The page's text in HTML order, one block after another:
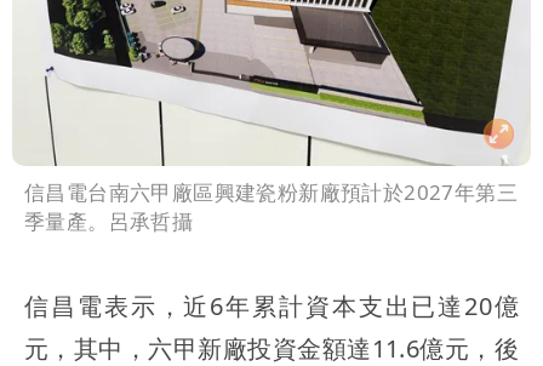
信昌電台南六甲廠區興建瓷粉新廠預計於2027年第三
季量產。呂承哲攝
信昌電表示，近6年累計資本支出已達20億
元，其中，六甲新廠投資金額達11.6億元，後